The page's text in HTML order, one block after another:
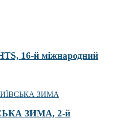
16-й міжнародний
ЗИМА, 2-й